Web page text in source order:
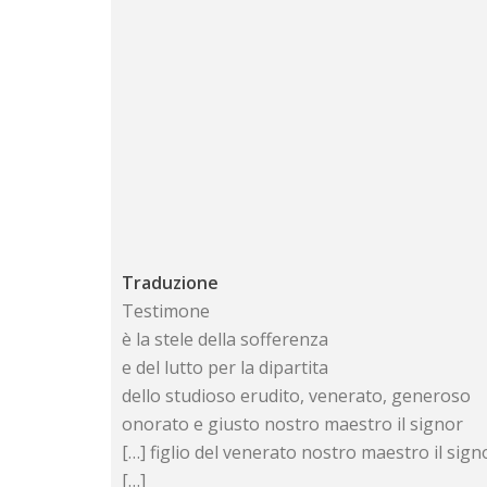
Traduzione
Testimone
è la stele della sofferenza
e del lutto per la dipartita
dello studioso erudito, venerato, generoso
onorato e giusto nostro maestro il signor
[…] figlio del venerato nostro maestro il
[…]